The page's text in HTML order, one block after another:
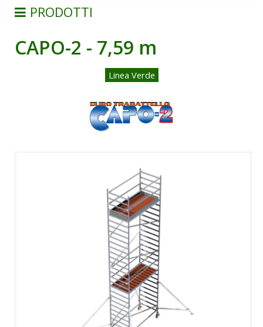
PRODOTTI
SCALE
TRABATTELLI ALLUMINIO
SGABELLI E CAVALLETTI
ACCESSORI, RICAMBI E COMPONENTI
CAPO-2 - 7,59 m
Linea Verde